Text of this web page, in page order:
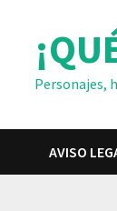
contenido
Personajes,
AVISO